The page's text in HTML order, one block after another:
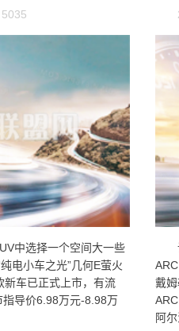
中选择一个空间大一些
电小车之光”几何E萤火
新车已正式上市，有流
导价6.98万元-8.98万
戴
阿